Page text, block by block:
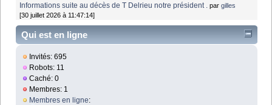
Informations suite au décès de T Delrieu notre président . pargilles
[30 juillet 2026 à 11:47:14]
Qui est en ligne
Invités: 695
Robots: 11
Caché: 0
Membres: 1
Membres en ligne: